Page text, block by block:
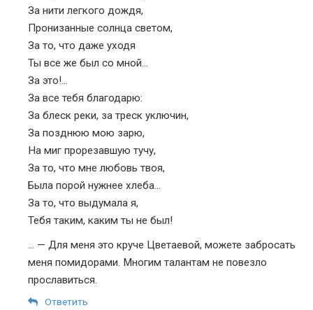
За нити легкого дождя,
Пронизанные солнца светом,
За то, что даже уходя
Ты все же был со мной…
За это!…
За все тебя благодарю:
За блеск реки, за треск уключин,
За позднюю мою зарю,
На миг прорезавшую тучу,
За то, что мне любовь твоя,
Была порой нужнее хлеба…
За то, что выдумала я,
Тебя таким, каким ты не был!
… — Для меня это круче Цветаевой, можете забросать
меня помидорами. Многим талантам не повезло
прославиться.
Ответить